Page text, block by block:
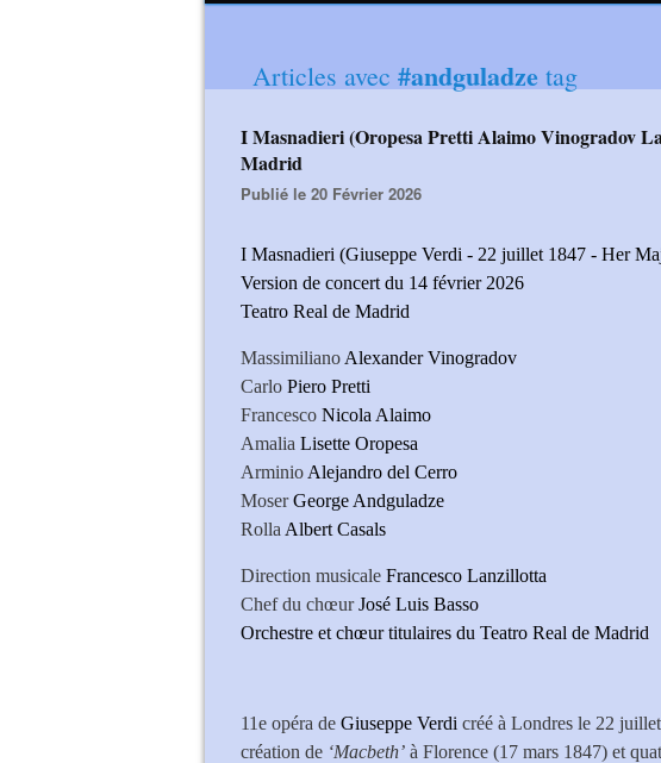
Articles avec #andguladze tag
I Masnadieri (Oropesa Pretti Alaimo Vinogradov Lanzillotta) Teatro Real de
Madrid
Publié le 20 Février 2026
I Masnadieri (Giuseppe Verdi - 22 juillet 1847 - Her
Version de concert du 14 février 2026
Teatro Real de Madrid
Massimiliano Alexander Vinogradov
Carlo Piero Pretti
Francesco Nicola Alaimo
Amalia Lisette Oropesa
Arminio Alejandro del Cerro
MoserGeorge Andguladze
Rolla Albert Casals
Direction musicale Francesco Lanzillotta
Chef du chœurJosé Luis Basso
Orchestre et chœur titulaires du Teatro Real de Madrid
11e opéra de Giuseppe Verdi créé à Londres le 22
création de ‘Macbeth’ à Florence (17 mars 1847) et